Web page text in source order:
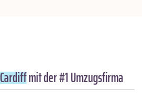
Cardiffmit der #1 Umzugsfirma